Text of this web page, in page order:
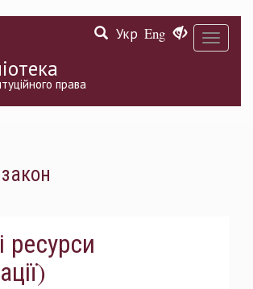
Toggle
Укр Eng
права
ресурси